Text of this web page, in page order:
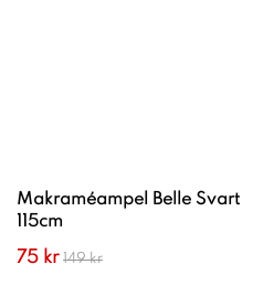
Makraméampel Belle Svart
115cm
75 kr 149 kr